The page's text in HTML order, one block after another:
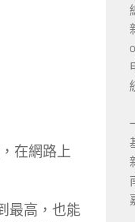
在網路上
最高，也能